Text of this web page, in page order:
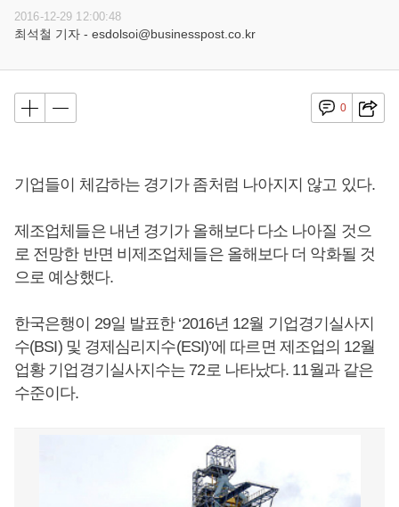
2016-12-29 12:00:48
최석철 기자 - esdolsoi@businesspost.co.kr
0
기업들이 체감하는 경기가 좀처럼 나아지지 않고 있다.
제조업체들은 내년 경기가 올해보다 다소 나아질 것으
로 전망한 반면 비제조업체들은 올해보다 더 악화될 것
으로 예상했다.
한국은행이 29일 발표한 ‘2016년 12월 기업경기실사지
수(BSI) 및 경제심리지수(ESI)’에 따르면 제조업의 12월
업황 기업경기실사지수는 72로 나타났다. 11월과 같은
수준이다.